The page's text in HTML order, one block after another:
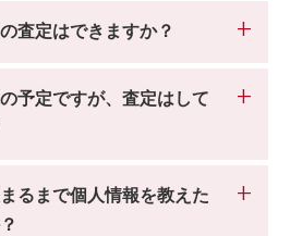
査定はできますか？
予定ですが、査定はして
るまで個人情報を教えた